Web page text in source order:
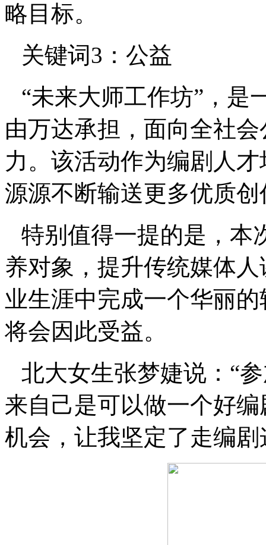
略目标。
关键词3：公益
“未来大师工作坊” ，是
由万达承担，面向全社
力。该活动作为编剧人
源源不断输送更多优质
特别值得一提的是，本
养对象，提升传统媒体
业生涯中完成一个华丽
将会因此受益。
北大女生张梦婕说： “
来自己是可以做一个好
机会，让我坚定了走编